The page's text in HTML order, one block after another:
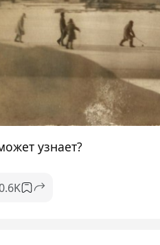
узнает?